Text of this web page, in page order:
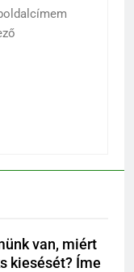
van, miért
kiesését? Íme